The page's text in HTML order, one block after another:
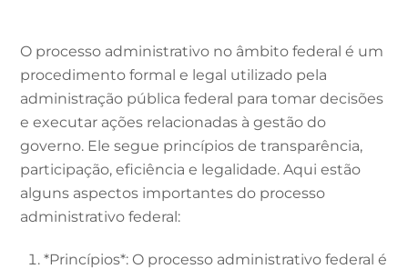
O processo administrativo no âmbito federal é um
procedimento formal e legal utilizado pela
administração pública federal para tomar decisões
e executar ações relacionadas à gestão do
governo. Ele segue princípios de transparência,
participação, eficiência e legalidade. Aqui estão
alguns aspectos importantes do processo
administrativo federal:
*Princípios*: O processo administrativo federal é